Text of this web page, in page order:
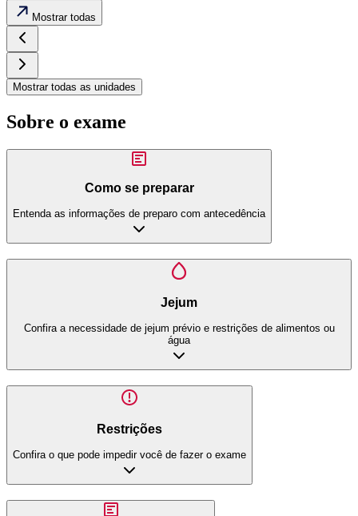
Mostrar todas
Mostrar todas as unidades
Sobre o exame
Como se preparar
Entenda as informações de preparo com antecedência
Jejum
Confira a necessidade de jejum prévio e restrições de alimentos ou
água
Restrições
Confira o que pode impedir você de fazer o exame